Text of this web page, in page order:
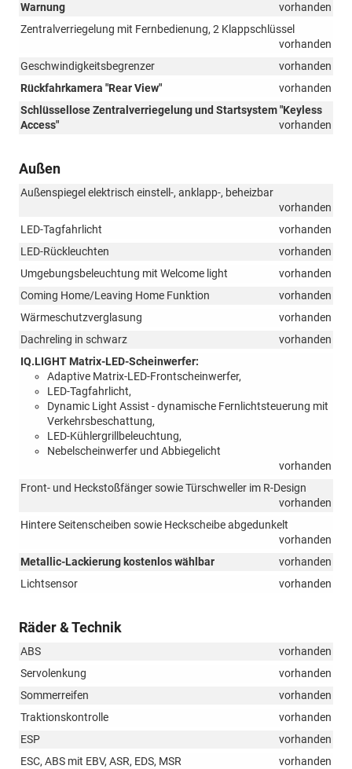
Warnung
vorhanden
Zentralverriegelung mit Fernbedienung, 2 Klappschlüssel
vorhanden
Geschwindigkeitsbegrenzer
vorhanden
Rückfahrkamera "Rear View"
vorhanden
Schlüssellose Zentralverriegelung und Startsystem "Keyless
Access"
vorhanden
Außen
Außenspiegel elektrisch einstell-, anklapp-, beheizbar
vorhanden
LED-Tagfahrlicht
vorhanden
LED-Rückleuchten
vorhanden
Umgebungsbeleuchtung mit Welcome light
vorhanden
Coming Home/Leaving Home Funktion
vorhanden
Wärmeschutzverglasung
vorhanden
Dachreling in schwarz
vorhanden
IQ.LIGHT Matrix-LED-Scheinwerfer:
Adaptive Matrix-LED-Frontscheinwerfer,
LED-Tagfahrlicht,
Dynamic Light Assist - dynamische Fernlichtsteuerung mit
Verkehrsbeschattung,
LED-Kühlergrillbeleuchtung,
Nebelscheinwerfer und Abbiegelicht
vorhanden
Front- und Heckstoßfänger sowie Türschweller im R-Design
vorhanden
Hintere Seitenscheiben sowie Heckscheibe abgedunkelt
vorhanden
Metallic-Lackierung kostenlos wählbar
vorhanden
Lichtsensor
vorhanden
Räder & Technik
ABS
vorhanden
Servolenkung
vorhanden
Sommerreifen
vorhanden
Traktionskontrolle
vorhanden
ESP
vorhanden
ESC, ABS mit EBV, ASR, EDS, MSR
vorhanden